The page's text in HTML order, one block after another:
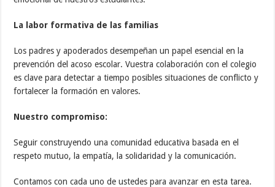
La labor formativa de las familias
Los padres y apoderados desempeñan un papel esencial en la
prevención del acoso escolar. Vuestra colaboración con el colegio
es clave para detectar a tiempo posibles situaciones de conflicto y
fortalecer la formación en valores.
Nuestro compromiso:
Seguir construyendo una comunidad educativa basada en el
respeto mutuo, la empatía, la solidaridad y la comunicación.
Contamos con cada uno de ustedes para avanzar en esta tarea.